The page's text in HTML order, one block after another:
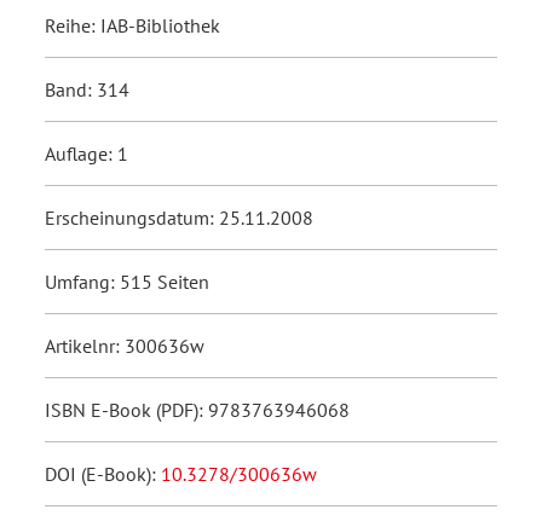
Reihe: IAB-Bibliothek
Band: 314
Auflage: 1
Erscheinungsdatum: 25.11.2008
Umfang: 515 Seiten
Artikelnr: 300636w
ISBN E-Book (PDF): 9783763946068
DOI (E-Book): 10.3278/300636w